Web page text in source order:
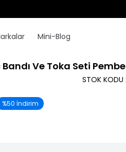
Mini-Blog
Ve Toka Seti Pembe
STOK KODU
%50 İndirim